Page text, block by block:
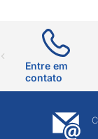
Entre em
contato